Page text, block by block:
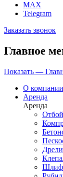
MAX
Telegram
Заказать звонок
Главное
Показать —
О компании
Аренда
Аренда